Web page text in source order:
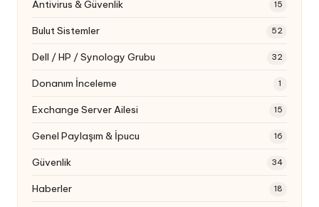
Antivirus & Güvenlik 15
Bulut Sistemler 52
Dell / HP / Synology Grubu 32
Donanım İnceleme 1
Exchange Server Ailesi 15
Genel Paylaşım & İpucu 16
Güvenlik 34
Haberler 18